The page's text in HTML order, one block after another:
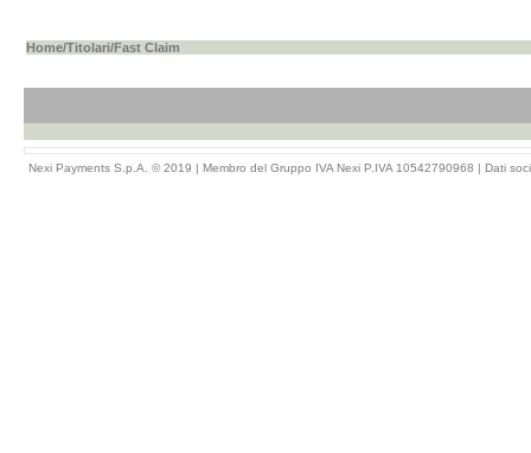
Home/Titolari/Fast Claim
Nexi Payments S.p.A. © 2019 | Membro del Gruppo IVA Nexi P.IVA 10542790968 | Dati